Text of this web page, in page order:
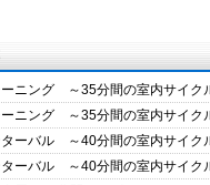
ーニング ～35分間の室内サイク
ーニング ～35分間の室内サイク
ターバル ～40分間の室内サイク
ターバル ～40分間の室内サイク